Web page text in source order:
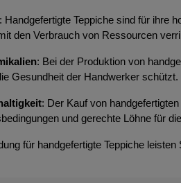
: Handgefertigte Teppiche sind für ihre
den Verbrauch von Ressourcen
: Bei der Produktion von
Gesundheit der Handwerker schützt.
: Der Kauf von
und gerechte Löhne für
für handgefertigte Teppiche